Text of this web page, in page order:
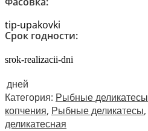
tip-upakovki
Срок годности:
srok-realizacii-dni
дней
Категория: Рыбные деликатесы
копчения, Рыбные деликатесы,
деликатесная